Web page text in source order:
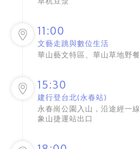
11:00
文藝走跳與數位生活
華山藝文特區、華山草地野
15:30
建行登台北(永春站)
永春崗公園入山，沿途經一
象山捷運站出口